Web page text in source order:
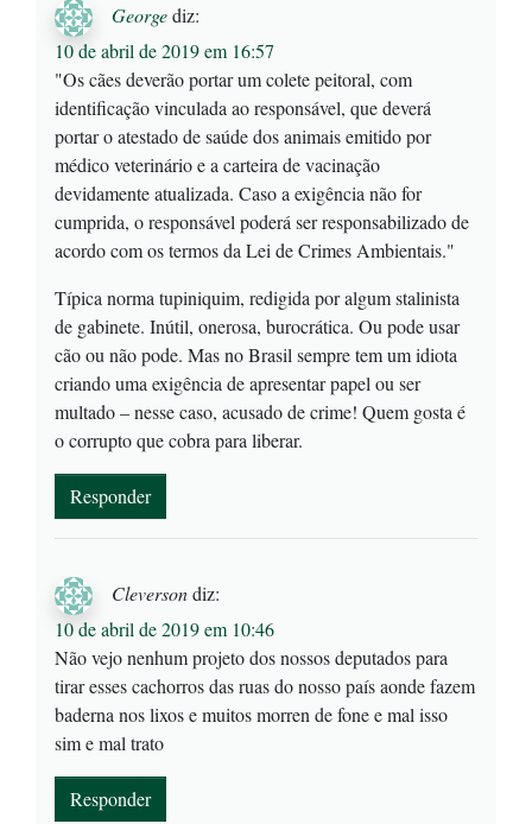
Georgediz:
10 de abril de 2019 em 16:57
"Os cães deverão portar um colete peitoral, com
identificação vinculada ao responsável, que deverá
portar o atestado de saúde dos animais emitido por
médico veterinário e a carteira de vacinação
devidamente atualizada. Caso a exigência não for
cumprida, o responsável poderá ser responsabilizado de
acordo com os termos da Lei de Crimes Ambientais."
Típica norma tupiniquim, redigida por algum stalinista
de gabinete. Inútil, onerosa, burocrática. Ou pode usar
cão ou não pode. Mas no Brasil sempre tem um idiota
criando uma exigência de apresentar papel ou ser
multado – nesse caso, acusado de crime! Quem gosta é
o corrupto que cobra para liberar.
Responder
Cleversondiz:
10 de abril de 2019 em 10:46
Não vejo nenhum projeto dos nossos deputados para
tirar esses cachorros das ruas do nosso país aonde fazem
baderna nos lixos e muitos morren de fone e mal isso
sim e mal trato
Responder